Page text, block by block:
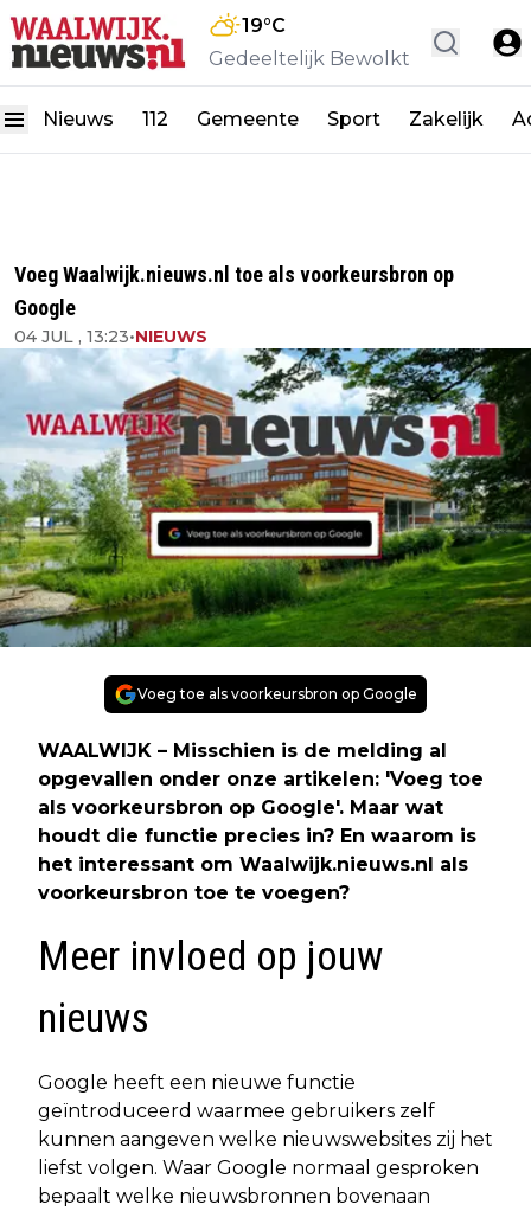
19°C
Gedeeltelijk Bewolkt
Nieuws 112 Gemeente Sport Zakelijk
Voeg Waalwijk.nieuws.nl toe als voorkeursbron op
Google
04 JUL , 13:23•NIEUWS
Voeg toe als voorkeursbron op Google
WAALWIJK – Misschien is de melding al
opgevallen onder onze artikelen: 'Voeg toe
als voorkeursbron op Google'. Maar wat
houdt die functie precies in? En waarom is
het interessant om Waalwijk.nieuws.nl als
voorkeursbron toe te voegen?
Meer invloed op jouw
nieuws
Google heeft een nieuwe functie
geïntroduceerd waarmee gebruikers zelf
kunnen aangeven welke nieuwswebsites zij het
liefst volgen. Waar Google normaal gesproken
bepaalt welke nieuwsbronnen bovenaan